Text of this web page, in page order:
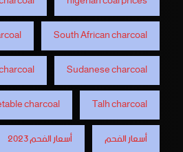
South African charcoal
Sudanese charcoal
Talh charcoal
charcoal
أسعار الفحم
أسعار الفحم 2023